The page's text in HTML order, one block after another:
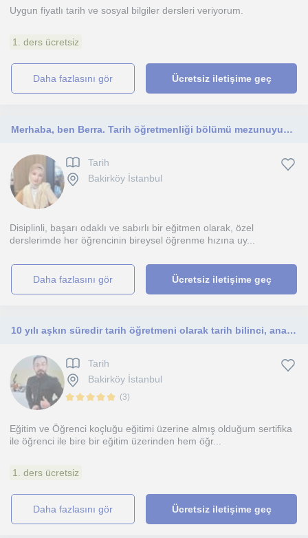
Uygun fiyatlı tarih ve sosyal bilgiler dersleri veriyorum.
1. ders ücretsiz
daha fazlasını gör Ücretsiz iletişime geç
Merhaba, ben Berra. Tarih öğretmenliği bölümü mezunuyum. Özel kurumlarda tarih ve sosyal bilgiler öğretmeni olarak görev yaptım.
Tarih
Bakirköy İstanbul
Disiplinli, başarı odaklı ve sabırlı bir eğitmen olarak, özel
derslerimde her öğrencinin bireysel öğrenme hızına uy...
daha fazlasını gör Ücretsiz iletişime geç
10 yılı aşkın süredir tarih öğretmeni olarak tarih bilinci, analitik düşünme ve toplumsal farkındalık kazandırmayı hedefliyorum.
Tarih
Bakirköy İstanbul
(3)
Eğitim ve Öğrenci koçluğu eğitimi üzerine almış olduğum sertifika
ile öğrenci ile bire bir eğitim üzerinden hem öğr...
1. ders ücretsiz
daha fazlasını gör Ücretsiz iletişime geç